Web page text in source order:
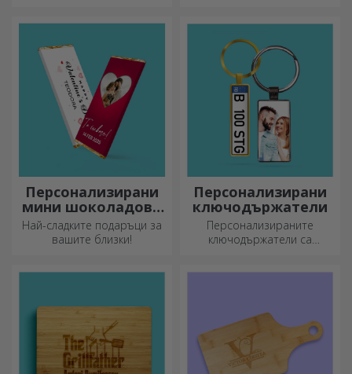
Персонализирани
мини шоколадови
барове
Най-сладките подаръци за
вашите близки!
Персонализирани
ключодържатели
Персонализираните
ключодържатели са